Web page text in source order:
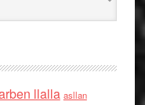
llalla asllan